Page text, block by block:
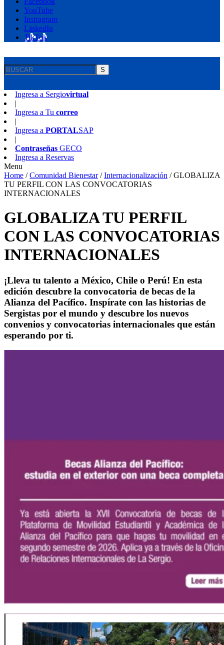
YouTube
Instragram
LinkedIn
TikTok
S
Ingresa a Sergiovirtual
|
Ingresa a Tu correo
|
Ingresa a PORTALSAP
|
Contraseñas GECO
Ingresa a Reservas
Menu
Home /Comunidad Bienestar/Internacionalización /GLOBALIZA
TU PERFIL CON LAS CONVOCATORIAS
INTERNACIONALES
GLOBALIZA TU PERFIL
CON LAS CONVOCATORIAS
INTERNACIONALES
¡Lleva tu talento a México, Chile o Perú! En esta
edición descubre la convocatoria de becas de la
Alianza del Pacífico. Inspírate con las historias de
Sergistas por el mundo y descubre los nuevos
convenios y convocatorias internacionales que están
esperando por ti.